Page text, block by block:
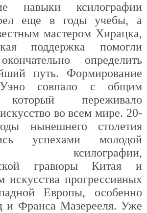
навыки ксилографии
еще в годы учебы, а
мастером Хирацка,
поддержка помогли
определить
путь. Формирование
Уэно совпало с общим
переживало
во всем мире. 20-
нынешнего столетия
успехами молодой
ксилографии,
гравюры Китая и
искусства прогрессивных
Европы, особенно
и Франса Мазерееля. Уже